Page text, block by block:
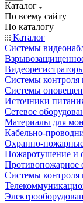
Каталог
По всему сайту
По каталогу
Каталог
Системы
Системы контроля
Системы
Источники
Сетевое
Материалы для
Кабельно-
Охранно-
Пожаротушение и
Противопожарное
Системы контроля